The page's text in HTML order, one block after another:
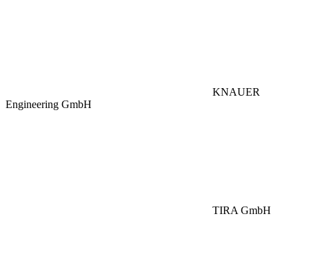
KNAUER
Engineering GmbH
TIRA GmbH